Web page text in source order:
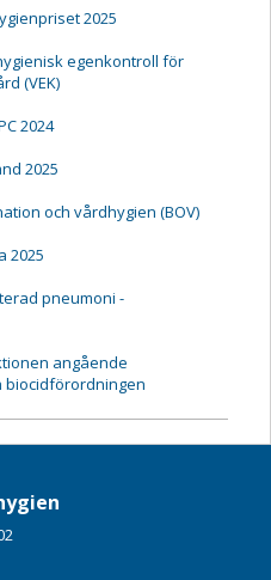
2025
egenkontroll för
(VEK)
2024
2025
och vårdhygien (BOV)
2025
pneumoni -
angående
biocidförordningen